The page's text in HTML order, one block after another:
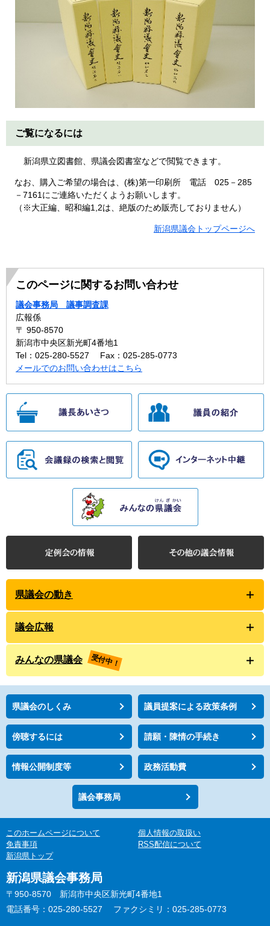
ご覧になるには
新潟県立図書館、県議会図書室などで閲覧できます。
なお、購入ご希望の場合は、(株)第一印刷所 電話 025－285
－7161にご連絡いただくようお願いします。
（※大正編、昭和編1,2は、絶版のため販売しておりません）
新潟県議会トップページへ
このページに関するお問い合わせ
議会事務局 議事調査課
広報係
〒 950-8570
新潟市中央区新光町4番地1
Tel：025-280-5527
Fax：025-285-0773
メールでのお問い合わせはこちら
県議会の動き
議会広報
みんなの県議会 受付中！
県議会のしくみ 議員提案による政策条例
傍聴するには 請願・陳情の手続き
情報公開制度等 政務活動費
議会事務局
このホームページについて
個人情報の取扱い
免責事項
RSS配信について
新潟県トップ
新潟県議会事務局
〒950-8570 新潟市中央区新光町4番地1
電話番号：025-280-5527
ファクシミリ：025-285-0773